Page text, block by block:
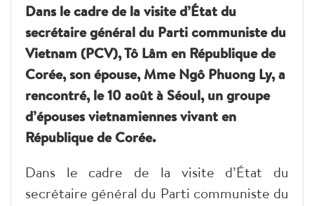
Dans le cadre de la visite d’État du
secrétaire général du Parti communiste du
Vietnam (PCV), Tô Lâm en République de
Corée, son épouse, Mme Ngô Phuong Ly, a
rencontré, le 10 août à Séoul, un groupe
d’épouses vietnamiennes vivant en
République de Corée.
Dans le cadre de la visite d’État du
secrétaire général du Parti communiste du